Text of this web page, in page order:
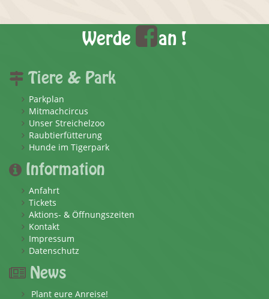
Werde an !
Tiere & Park
Parkplan
Mitmachcircus
Unser Streichelzoo
Raubtierfütterung
Hunde im Tigerpark
Information
Anfahrt
Tickets
Aktions- & Öffnungszeiten
Kontakt
Impressum
Datenschutz
News
Plant eure Anreise!